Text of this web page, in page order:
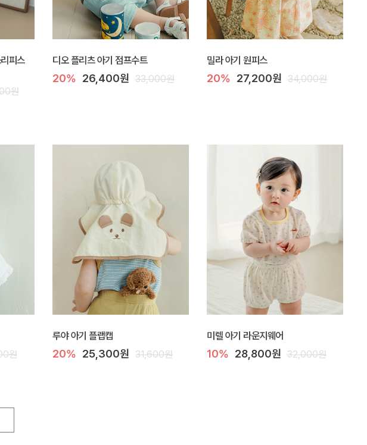
피스
원
디오 플리츠 아기 점프수트
20% 26,400원 33,000원
밀라 아기 원피스
20% 27,200원 34,000원
원
루야 아기 플랩캡
20% 25,300원 31,600원
미렐 아기 라운지웨어
10% 28,800원 32,000원